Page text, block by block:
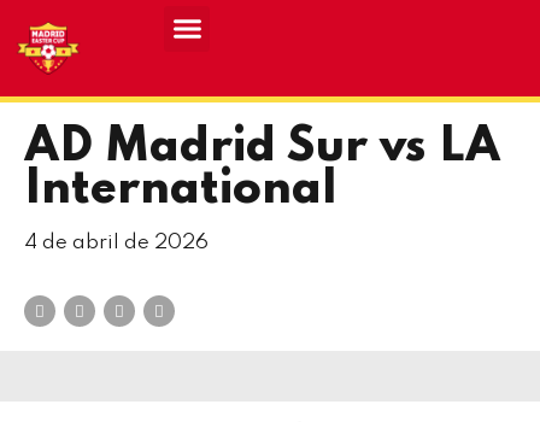
AD Madrid Sur vs LA
International
4 de abril de 2026